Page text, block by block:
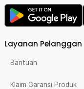
Layanan Pelanggan
Bantuan
Klaim Garansi Produk